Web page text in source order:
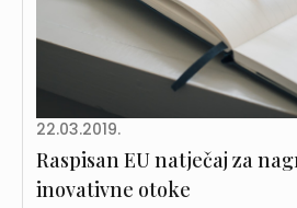
22.03.2019.
Raspisan EU natječaj za
inovativne otoke